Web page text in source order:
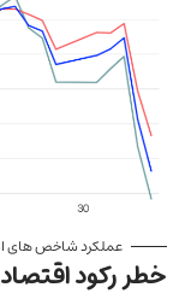
عملکرد شاخص های
خطر رکود